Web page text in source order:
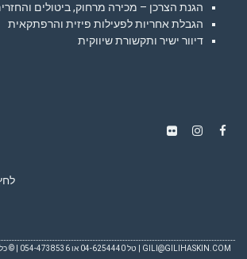
הגנת הצרכן – מכירה מרחוק, ביטולים
הגבלת אחריות לפעילות פיזית והרפתקאית
דיוור ישיר ותקשורת שיווקית
GILI@GILIHASKIN.COM | טל 04-6254440 או 054-4738536 | © כל הזכויות שמורות לגילי חסקין